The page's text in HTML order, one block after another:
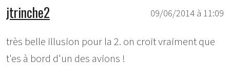
09/06/2014 à 11:09
jtrinche2
très belle illusion pour la 2. on croit vraiment que
t'es à bord d'un des avions !